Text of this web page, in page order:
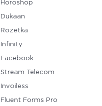
Horoshop
Dukaan
Rozetka
Infinity
Facebook
Stream Telecom
Invoiless
Fluent Forms Pro